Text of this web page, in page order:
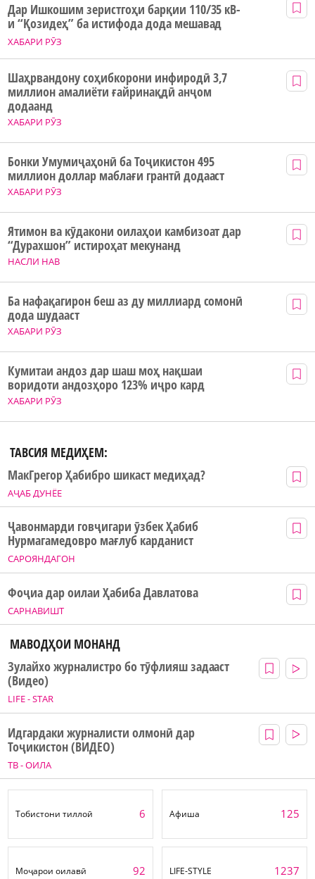
ХАБАРИ РӮЗ
Дар Ишкошим зеристгоҳи барқии 110/35 кВ-
и “Қозидеҳ” ба истифода дода мешавад
ХАБАРИ РӮЗ
Шаҳрвандону соҳибкорони инфиродӣ 3,7
миллион амалиёти ғайринақдӣ анҷом
додаанд
ХАБАРИ РӮЗ
Бонки Умумиҷаҳонӣ ба Тоҷикистон 495
миллион доллар маблағи грантӣ додааст
НАСЛИ НАВ
Ятимон ва кӯдакони оилаҳои камбизоат дар
“Дурахшон” истироҳат мекунанд
ХАБАРИ РӮЗ
Ба нафақагирон беш аз ду миллиард сомонӣ
дода шудааст
ХАБАРИ РӮЗ
Кумитаи андоз дар шаш моҳ нақшаи
воридоти андозҳоро 123% иҷро кард
ТАВСИЯ МЕДИҲЕМ:
АҶАБ ДУНЁЕ
МакГрегор Ҳабибро шикаст медиҳад?
САРОЯНДАГОН
Ҷавонмарди говҷигари ӯзбек Ҳабиб
Нурмагамедовро мағлуб карданист
САРНАВИШТ
Фоҷиа дар оилаи Ҳабиба Давлатова
МАВОДҲОИ МОНАНД
LIFE - STAR
Зулайхо журналистро бо тӯфлияш задааст
(Видео)
ТВ - ОИЛА
Идгардаки журналисти олмонӣ дар
Тоҷикистон (ВИДЕО)
Тобистони тиллоӣ 6 Афиша 125
Моҷарои оилавӣ 92 LIFE-STYLE 1237